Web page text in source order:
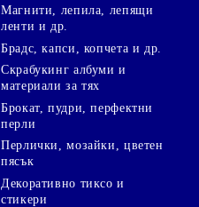
Магнити, лепила, лепящи
ленти и др.
Брадс, капси, копчета и др.
Скрабукинг албуми и
материали за тях
Брокат, пудри, перфектни
перли
Перлички, мозайки, цветен
пясък
Декоративно тиксо и
стикери